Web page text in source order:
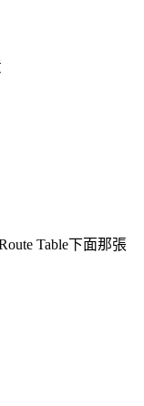
Table下面那張